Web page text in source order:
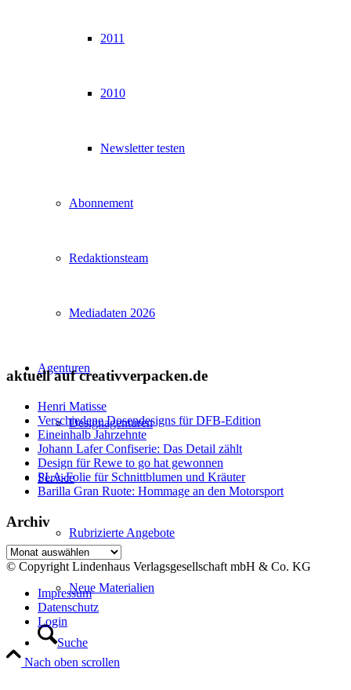
2011
2010
Newsletter testen
Abonnement
Redaktionsteam
Mediadaten 2026
Agenturen
Designagenturen
Service
Rubrizierte Angebote
Neue Materialien
Suche
aktuell auf creativverpacken.de
Henri Matisse
Verschiedene Dosendesigns für DFB-Edition
Eineinhalb Jahrzehnte
Johann Lafer Confiserie: Das Detail zählt
Design für Rewe to go hat gewonnen
PLA-Folie für Schnittblumen und Kräuter
Barilla Gran Ruote: Hommage an den Motorsport
Archiv
Archiv
© Copyright Lindenhaus Verlagsgesellschaft mbH & Co. KG
Impressum
Datenschutz
Login
Nach oben scrollen